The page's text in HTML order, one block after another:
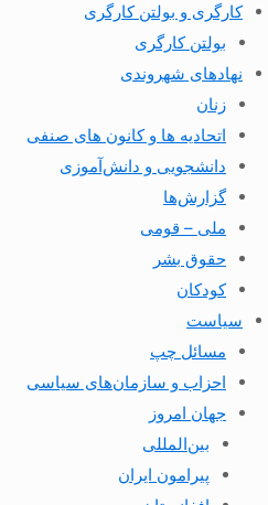
کارگری و بولتن کارگری
بولتن کارگری
نهادهای شهروندی
زنان
اتحادیه ها و کانون های صنفی
دانشجویی و دانش‌آموزی
گزارش‌ها
ملی – قومی
حقوق بشر
کودکان
سیاست
مسائل چپ
احزاب و سازمان‌های سیاسی
جهان امروز
بین‌المللی
پیرامون ایران